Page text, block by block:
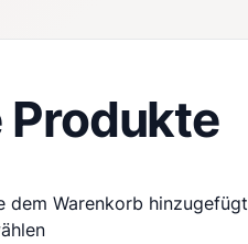
dem Warenkorb hinzugefügt